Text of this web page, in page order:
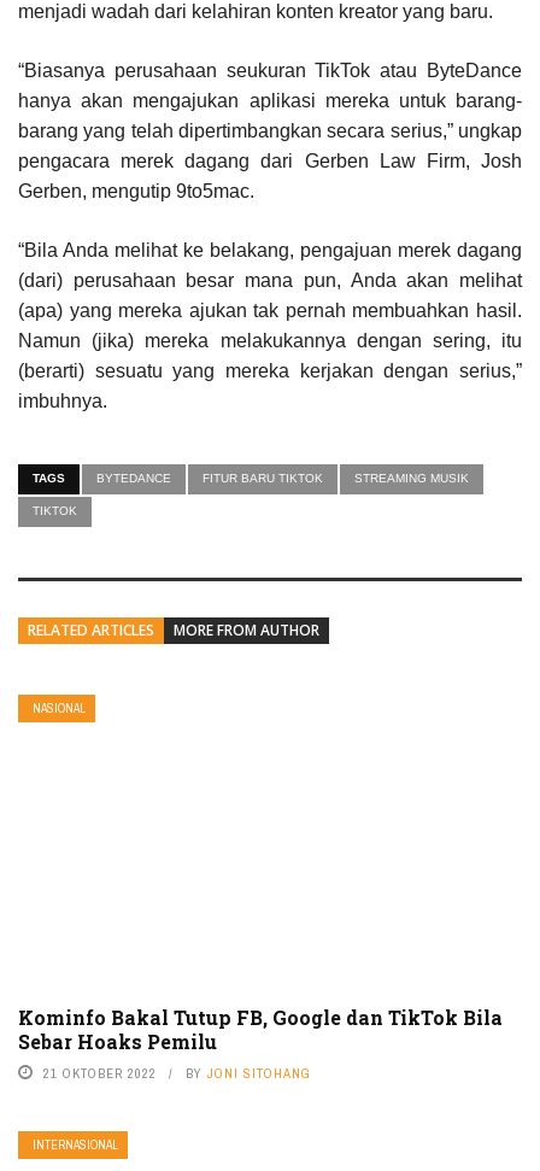
menjadi wadah dari kelahiran konten kreator yang baru.
“Biasanya perusahaan seukuran TikTok atau ByteDance
hanya akan mengajukan aplikasi mereka untuk barang-
barang yang telah dipertimbangkan secara serius,” ungkap
pengacara merek dagang dari Gerben Law Firm, Josh
Gerben, mengutip 9to5mac.
“Bila Anda melihat ke belakang, pengajuan merek dagang
(dari) perusahaan besar mana pun, Anda akan melihat
(apa) yang mereka ajukan tak pernah membuahkan hasil.
Namun (jika) mereka melakukannya dengan sering, itu
(berarti) sesuatu yang mereka kerjakan dengan serius,”
imbuhnya.
TAGS BYTEDANCE FITUR BARU TIKTOK STREAMING MUSIK
TIKTOK
RELATED ARTICLES MORE FROM AUTHOR
NASIONAL
Kominfo Bakal Tutup FB, Google dan TikTok Bila
Sebar Hoaks Pemilu
21 OKTOBER 2022 BY JONI SITOHANG
INTERNASIONAL